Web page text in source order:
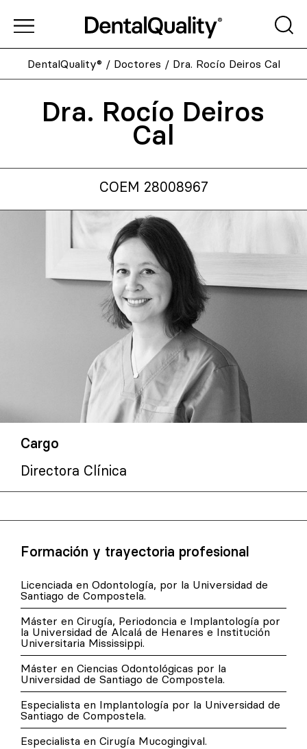
DentalQuality® / Doctores / Dra. Rocío Deiros Cal
Dra. Rocío Deiros
Cal
COEM 28008967
Cargo
Directora Clínica
Formación y trayectoria profesional
Licenciada en Odontología, por la Universidad de
Santiago de Compostela.
Máster en Cirugía, Periodoncia e Implantología por
la Universidad de Alcalá de Henares e Institución
Universitaria Mississippi.
Máster en Ciencias Odontológicas por la
Universidad de Santiago de Compostela.
Especialista en Implantología por la Universidad de
Santiago de Compostela.
Especialista en Cirugía Mucogingival.